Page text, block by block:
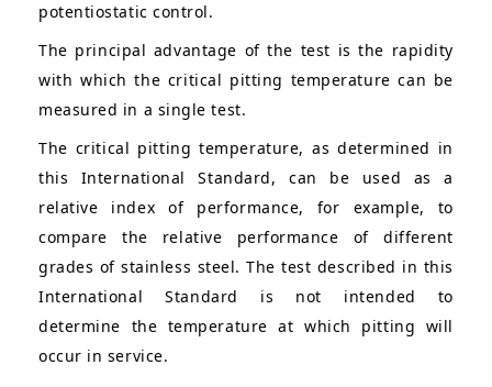
potentiostatic control.
The principal advantage of the test is the rapidity
with which the critical pitting temperature can be
measured in a single test.
The critical pitting temperature, as determined in
this International Standard, can be used as a
relative index of performance, for example, to
compare the relative performance of different
grades of stainless steel. The test described in this
International Standard is not intended to
determine the temperature at which pitting will
occur in service.